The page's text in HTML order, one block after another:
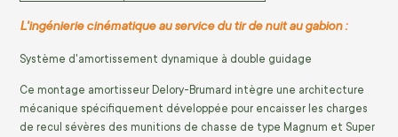
L'ingénierie cinématique au service du tir de nuit au gabion :
Système d'amortissement dynamique à double guidage
Ce montage amortisseur Delory-Brumard intègre une architecture
mécanique spécifiquement développée pour encaisser les charges
de recul sévères des munitions de chasse de type Magnum et Super